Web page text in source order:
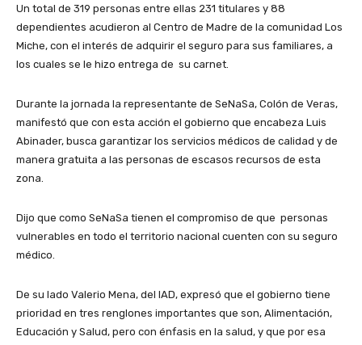
Un total de 319 personas entre ellas 231 titulares y 88
dependientes acudieron al Centro de Madre de la comunidad Los
Miche, con el interés de adquirir el seguro para sus familiares, a
los cuales se le hizo entrega de su carnet.
Durante la jornada la representante de SeNaSa, Colón de Veras,
manifestó que con esta acción el gobierno que encabeza Luis
Abinader, busca garantizar los servicios médicos de calidad y de
manera gratuita a las personas de escasos recursos de esta
zona.
Dijo que como SeNaSa tienen el compromiso de que personas
vulnerables en todo el territorio nacional cuenten con su seguro
médico.
De su lado Valerio Mena, del IAD, expresó que el gobierno tiene
prioridad en tres renglones importantes que son, Alimentación,
Educación y Salud, pero con énfasis en la salud, y que por esa